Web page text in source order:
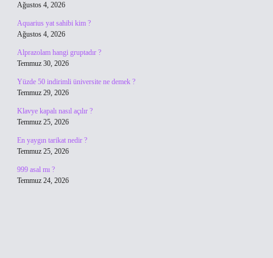
Ağustos 4, 2026
Aquarius yat sahibi kim ?
Ağustos 4, 2026
Alprazolam hangi gruptadır ?
Temmuz 30, 2026
Yüzde 50 indirimli üniversite ne demek ?
Temmuz 29, 2026
Klavye kapalı nasıl açılır ?
Temmuz 25, 2026
En yaygın tarikat nedir ?
Temmuz 25, 2026
999 asal mı ?
Temmuz 24, 2026